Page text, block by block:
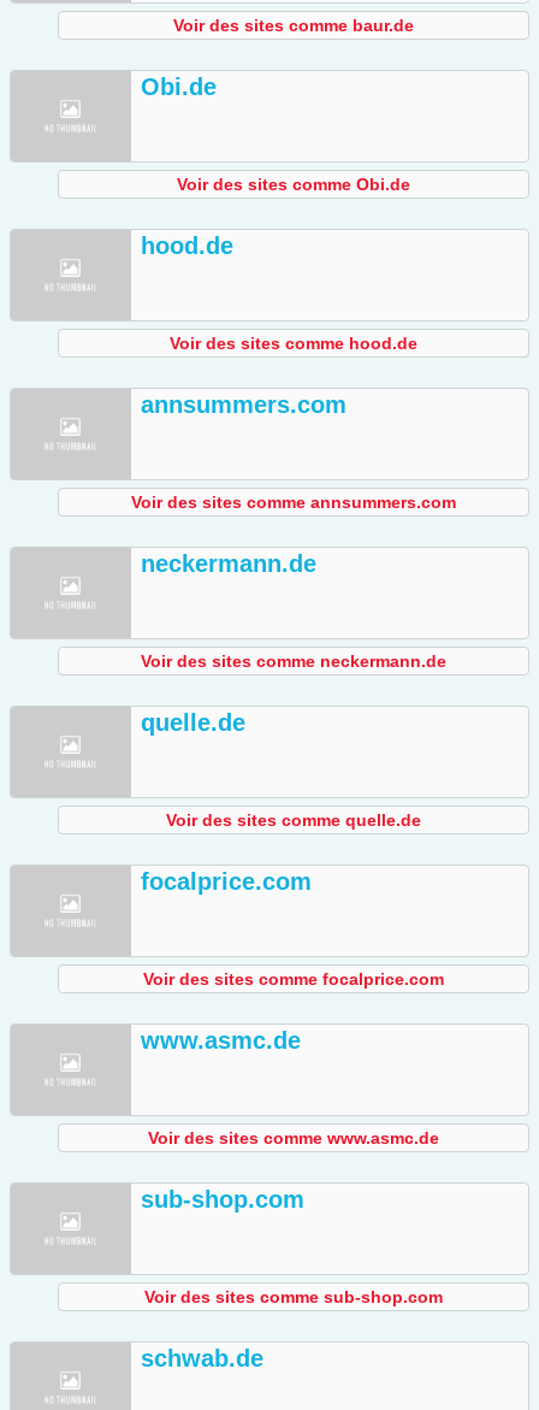
Voir des sites comme baur.de
Obi.de
Voir des sites comme Obi.de
hood.de
Voir des sites comme hood.de
annsummers.com
Voir des sites comme annsummers.com
neckermann.de
Voir des sites comme neckermann.de
quelle.de
Voir des sites comme quelle.de
focalprice.com
Voir des sites comme focalprice.com
www.asmc.de
Voir des sites comme www.asmc.de
sub-shop.com
Voir des sites comme sub-shop.com
schwab.de